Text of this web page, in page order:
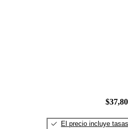
El precio incluye tasas